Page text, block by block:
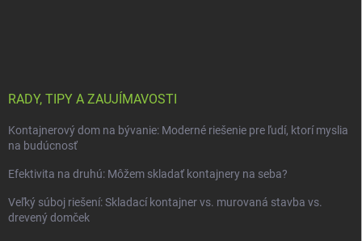
RADY, TIPY A ZAUJÍMAVOSTI
Kontajnerový dom na bývanie: Moderné riešenie pre ľudí, ktorí myslia
na budúcnosť
Efektivita na druhú: Môžem skladať kontajnery na seba?
Veľký súboj riešení: Skladací kontajner vs. murovaná stavba vs.
drevený domček